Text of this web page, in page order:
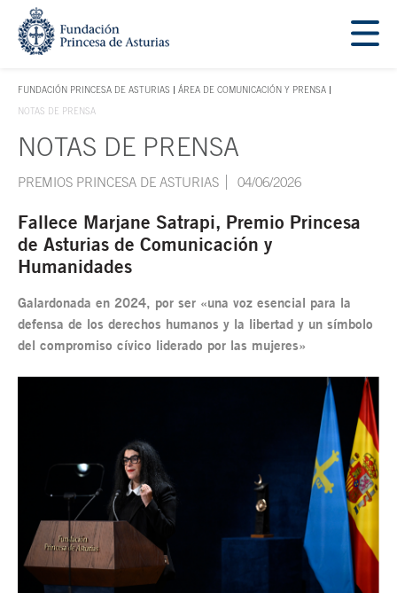
Saltar navegación. Ir directamente al contenido principal
FUNDACIÓN PRINCESA DE ASTURIAS
TECLA DE ACCESO 1
ÁREA DE COMUNICACIÓN Y PRENSA
NOTAS DE PRENSA
Contenido principal
NOTAS DE PRENSA
PREMIOS PRINCESA DE ASTURIAS 04/06/2026
Fallece Marjane Satrapi, Premio Princesa
de Asturias de Comunicación y
Humanidades
Galardonada en 2024, por ser «una voz esencial para la
defensa de los derechos humanos y la libertad y un símbolo
del compromiso cívico liderado por las mujeres»